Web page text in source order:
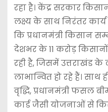
रहा है। केंद्र सरकार
लक्ष्य के साथ निरंतर कार्य
कि प्रधानमंत्री किसान
देशभर के 11 करोड़
रही है, जिसमें उत्तराखंड
लाभान्वित हो रहे हैं।
वृद्धि, प्रधानमंत्री फसल
कार्ड जैसी योजनाओं से